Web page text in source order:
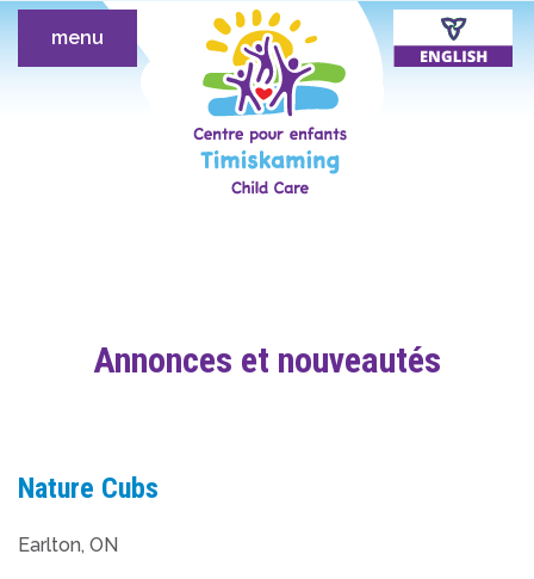
menu
Annonces et nouveautés
Nature Cubs
Earlton, ON